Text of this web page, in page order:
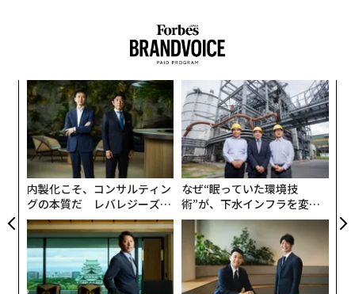
内製化こそ、コンサルティン
グの本質だ レバレジーズが
実践する、次世代ファームの
全貌
なぜ“眠っていた環境技
術”が、下水インフラを変え
たのか──産総研×月島JFE
アクアソリューションの10年